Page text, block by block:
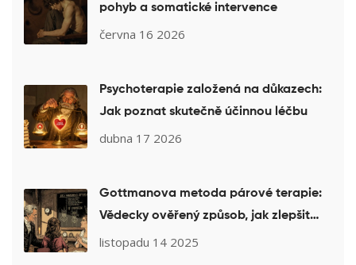
pohyb a somatické intervence
června 16 2026
Psychoterapie založená na důkazech:
Jak poznat skutečně účinnou léčbu
dubna 17 2026
Gottmanova metoda párové terapie:
Vědecky ověřený způsob, jak zlepšit
manželství
listopadu 14 2025